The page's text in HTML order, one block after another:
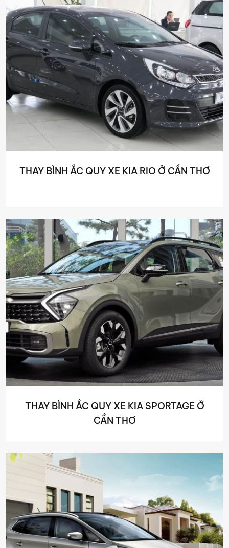
THAY BÌNH ẮC QUY XE KIA RIO Ở CẦN THƠ
THAY BÌNH ẮC QUY XE KIA SPORTAGE Ở
CẦN THƠ